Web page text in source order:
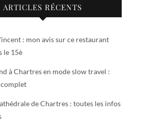
ARTICLES RÉCENTS
: mon avis sur ce restaurant
le 15è
à Chartres en mode slow travel :
de Chartres : toutes les infos